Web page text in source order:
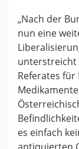
„Nach der
nun eine
unterstreicht
Referates
es einfach